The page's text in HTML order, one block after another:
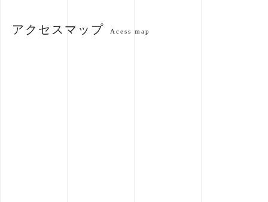
アクセスマップ Acess map